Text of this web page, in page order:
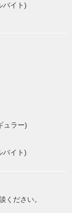
バイト)
ュラー)
バイト)
ください。